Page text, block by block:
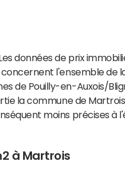
données de prix
l'ensemble de
de Pouilly-en-Auxois/
la commune de
moins précises à
à Martrois